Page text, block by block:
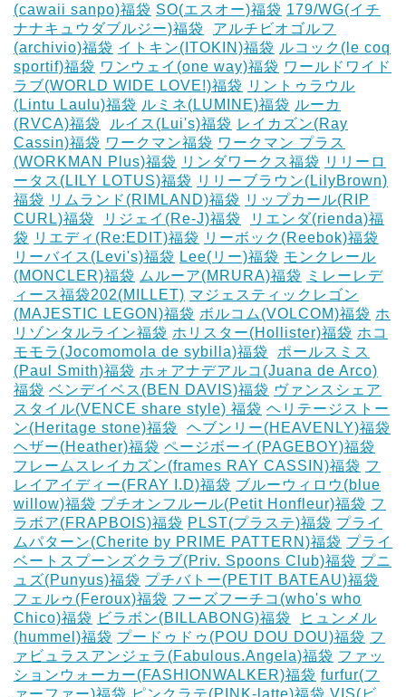
(cawaii sanpo)福袋 SO(エスオー)福袋 179/WG(イチ
ナナキュウダブルジー)福袋
アルチビオゴルフ
(archivio)福袋 イトキン(ITOKIN)福袋 ルコック(le coq
sportif)福袋 ワンウェイ(one way)福袋 ワールドワイド
ラブ(WORLD WIDE LOVE!)福袋 リントゥラウル
(Lintu Laulu)福袋 ルミネ(LUMINE)福袋 ルーカ
(RVCA)福袋
ルイス(Lui's)福袋 レイカズン(Ray
Cassin)福袋 ワークマン福袋 ワークマン プラス
(WORKMAN Plus)福袋 リンダワークス福袋 リリーロ
ータス(LILY LOTUS)福袋 リリーブラウン(LilyBrown)
福袋 リムランド(RIMLAND)福袋 リップカール(RIP
CURL)福袋
リジェイ(Re-J)福袋
リエンダ(rienda)福
袋 リエディ(Re:EDIT)福袋 リーボック(Reebok)福袋
リーバイス(Levi's)福袋 Lee(リー)福袋 モンクレール
(MONCLER)福袋 ムルーア(MRURA)福袋
ミレーレデ
ィース福袋202(MILLET) マジェスティックレゴン
(MAJESTIC LEGON)福袋 ボルコム(VOLCOM)福袋 ホ
リゾンタルライン福袋 ホリスター(Hollister)福袋 ホコ
モモラ(Jocomomola de sybilla)福袋
ポールスミス
(Paul Smith)福袋 ホォアナデアルコ(Juana de Arco)
福袋 ベンデイベス(BEN DAVIS)福袋 ヴァンスシェア
スタイル(VENCE share style) 福袋 ヘリテージストー
ン(Heritage stone)福袋
ヘブンリー(HEAVENLY)福袋
ヘザー(Heather)福袋 ページボーイ(PAGEBOY)福袋
フレームスレイカズン(frames RAY CASSIN)福袋 フ
レイアイディー(FRAY I.D)福袋 ブルーウィロウ(blue
willow)福袋 プチオンフルール(Petit Honfleur)福袋 フ
ラボア(FRAPBOIS)福袋 PLST(プラステ)福袋 プライ
ムパターン(Cherite by PRIME PATTERN)福袋 プライ
ベートスプーンズクラブ(Priv. Spoons Club)福袋 プニ
ュズ(Punyus)福袋 プチバトー(PETIT BATEAU)福袋
フェルゥ(Feroux)福袋 フーズフーチコ(who's who
Chico)福袋 ビラボン(BILLABONG)福袋
ヒュンメル
(hummel)福袋 プードゥドゥ(POU DOU DOU)福袋 フ
ァビュラスアンジェラ(Fabulous.Angela)福袋 ファッ
ションウォーカー(FASHIONWALKER)福袋 furfur(フ
ァーファー)福袋 ピンクラテ(PINK-latte)福袋 VIS(ビ